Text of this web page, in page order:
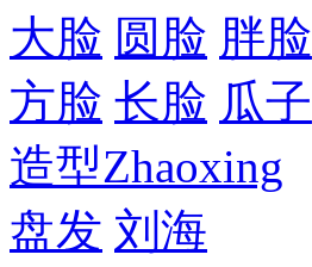
大脸 圆脸 胖脸
方脸 长脸 瓜子
造型Zhaoxing
盘发 刘海